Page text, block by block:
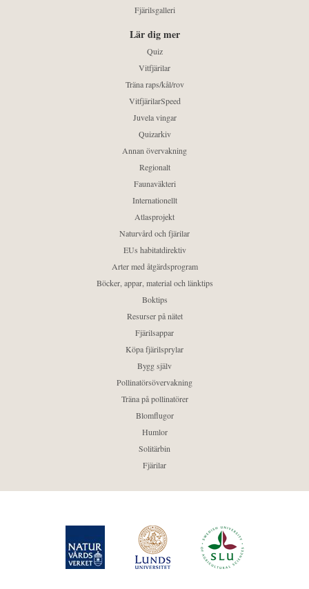
Fjärilsgalleri
Lär dig mer
Quiz
Vitfjärilar
Träna raps/kål/rov
VitfjärilarSpeed
Juvela vingar
Quizarkiv
Annan övervakning
Regionalt
Faunaväkteri
Internationellt
Atlasprojekt
Naturvård och fjärilar
EUs habitatdirektiv
Arter med åtgärdsprogram
Böcker, appar, material och länktips
Boktips
Resurser på nätet
Fjärilsappar
Köpa fjärilsprylar
Bygg själv
Pollinatörsövervakning
Träna på pollinatörer
Blomflugor
Humlor
Solitärbin
Fjärilar